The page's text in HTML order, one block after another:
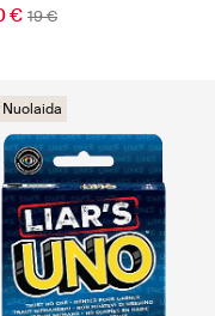
€ 19 €